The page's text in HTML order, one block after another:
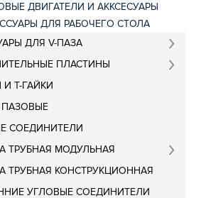
ДВИГАТЕЛИ И АККСЕСУАРЫ
ДЛЯ РАБОЧЕГО СТОЛА
ДЛЯ V-ПАЗА
ПЛАСТИНЫ
И Т-ГАЙКИ
СОЕДИНИТЕЛИ
ТРУБНАЯ МОДУЛЬНАЯ
ТРУБНАЯ КОНСТРУКЦИОННАЯ
УГЛОВЫЕ СОЕДИНИТЕЛИ